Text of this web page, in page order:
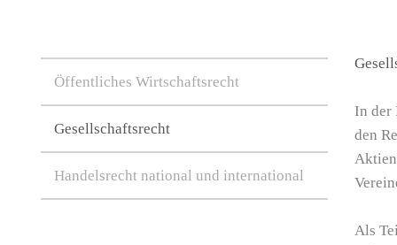
Öffentliches Wirtschaftsrecht
Gesellschaftsrecht
Handelsrecht national und international
In der
den
Als